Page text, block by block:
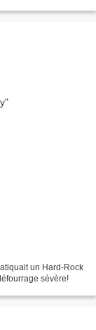
un Hard-Rock
sévère!